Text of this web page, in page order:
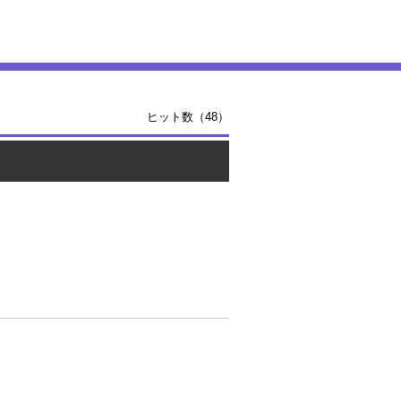
ヒット数（48）